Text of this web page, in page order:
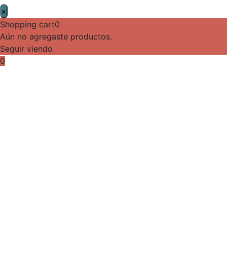
×
Shopping cart0
Aún no agregaste productos.
Seguir viendo
0